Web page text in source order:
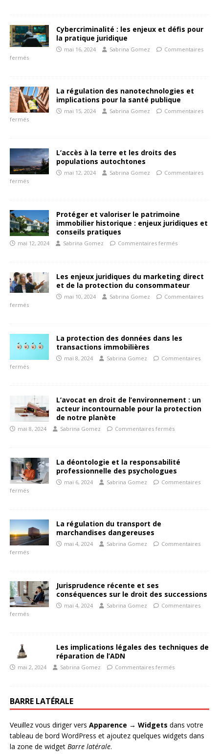
Cybercriminalité : les enjeux et défis pour
la pratique juridique
mai 16, 2024 Sabrina Gomez
Commentaires
fermés
La régulation des nanotechnologies et
implications pour la santé publique
mai 15, 2024 Sabrina Gomez
Commentaires
fermés
L’accès à la terre et les droits des
populations autochtones
mai 12, 2024 Sabrina Gomez
Commentaires
fermés
Protéger et valoriser le patrimoine
immobilier historique : enjeux juridiques et
conseils pratiques
mai 12, 2024 Sabrina Gomez Commentaires fermés
Les enjeux juridiques du marketing direct
et de la protection du consommateur
mai 10, 2024 Sabrina Gomez
Commentaires
fermés
La protection des données dans les
transactions immobilières
mai 8, 2024 Sabrina Gomez
Commentaires
fermés
L’avocat en droit de l’environnement : un
acteur incontournable pour la protection
de notre planète
mai 8, 2024 Sabrina Gomez Commentaires fermés
La déontologie et la responsabilité
professionnelle des psychologues
mai 6, 2024 Sabrina Gomez
Commentaires
fermés
La régulation du transport de
marchandises dangereuses
mai 4, 2024 Sabrina Gomez
Commentaires
fermés
Jurisprudence récente et ses
conséquences sur le droit des successions
mai 4, 2024 Sabrina Gomez
Commentaires
fermés
Les implications légales des techniques de
réparation de l’ADN
mai 2, 2024 Sabrina Gomez Commentaires fermés
BARRE LATÉRALE
Veuillez vous diriger vers Apparence → Widgets dans votre
tableau de bord WordPress et ajoutez quelques widgets dans
la zone de widget Barre latérale.